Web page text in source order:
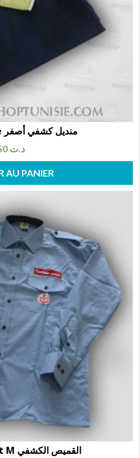
Foulard jaune منديل كشفي أصفر
د.ت
AU PANIER
Chemise Scout M القميص الكشفي